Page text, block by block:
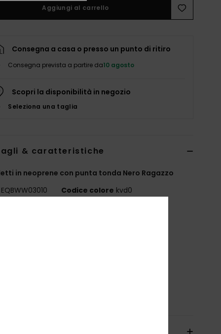
Aggiungi al carrello
Consegna a casa o presso un punto di ritiro
Consegna prevista a partire da10 agosto
Scopri la disponibilità in negozio
Seleziona una taglia
& caratteristiche
in neoprene con punta tonda Nero Ragazzo
EQBWW03010 Codice colore kvd0